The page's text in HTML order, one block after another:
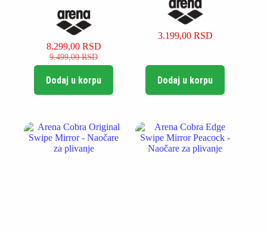
9.499,00RSD
Originalna
cena
je
8.299,00 RSD
Trenutna
cena
je:
8.299,00 RSD.
Dodaj u korpu
3.199,00 RSD
Dodaj u korpu